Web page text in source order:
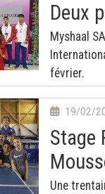
Deux
Myshaal
février.
19/02/
Stage
Une